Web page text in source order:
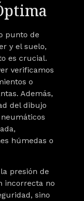
punto de
y el suelo,
es crucial.
verificamos
o
Además,
del dibujo
húmedas o
presión de
incorrecta no
sino